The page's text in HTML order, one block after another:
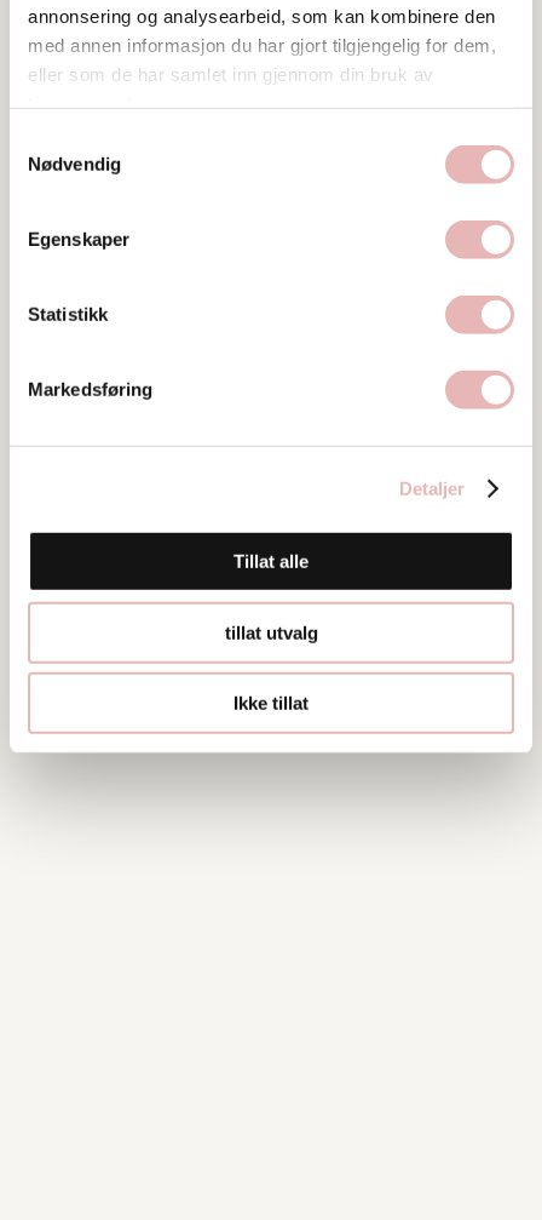
annonsering og analysearbeid, som kan kombinere den
med annen informasjon du har gjort tilgjengelig for dem,
eller som de har samlet inn gjennom din bruk av
Nødvendig
Egenskaper
Statistikk
Markedsføring
Detaljer
Tillat alle
tillat utvalg
Ikke tillat
Besøksadresse
faktura@stavanger.havn.no